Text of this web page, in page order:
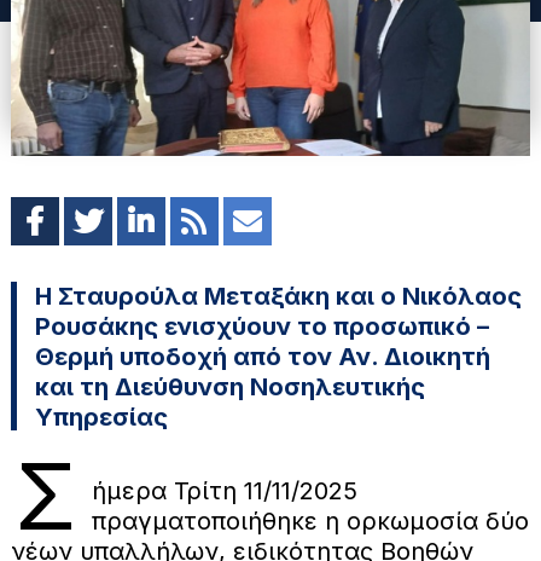
Η Σταυρούλα Μεταξάκη και ο Νικόλαος
Ρουσάκης ενισχύουν το προσωπικό –
Θερμή υποδοχή από τον Αν. Διοικητή
και τη Διεύθυνση Νοσηλευτικής
Υπηρεσίας
Σ
ήμερα Τρίτη 11/11/2025
πραγματοποιήθηκε η ορκωμοσία δύο
νέων υπαλλήλων, ειδικότητας Βοηθών